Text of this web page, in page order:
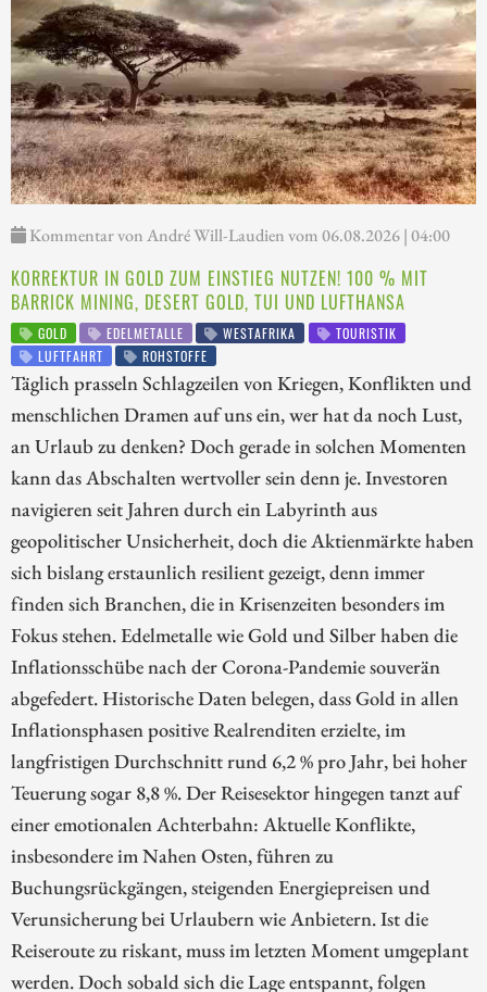
Kommentar von André Will-Laudien vom 06.08.2026 | 04:00
KORREKTUR IN GOLD ZUM EINSTIEG NUTZEN! 100 % MIT
BARRICK MINING, DESERT GOLD, TUI UND LUFTHANSA
GOLD EDELMETALLE WESTAFRIKA
TOURISTIK
LUFTFAHRT
ROHSTOFFE
Täglich prasseln Schlagzeilen von Kriegen, Konflikten und
menschlichen Dramen auf uns ein, wer hat da noch Lust,
an Urlaub zu denken? Doch gerade in solchen Momenten
kann das Abschalten wertvoller sein denn je. Investoren
navigieren seit Jahren durch ein Labyrinth aus
geopolitischer Unsicherheit, doch die Aktienmärkte haben
sich bislang erstaunlich resilient gezeigt, denn immer
finden sich Branchen, die in Krisenzeiten besonders im
Fokus stehen. Edelmetalle wie Gold und Silber haben die
Inflationsschübe nach der Corona-Pandemie souverän
abgefedert. Historische Daten belegen, dass Gold in allen
Inflationsphasen positive Realrenditen erzielte, im
langfristigen Durchschnitt rund 6,2 % pro Jahr, bei hoher
Teuerung sogar 8,8 %. Der Reisesektor hingegen tanzt auf
einer emotionalen Achterbahn: Aktuelle Konflikte,
insbesondere im Nahen Osten, führen zu
Buchungsrückgängen, steigenden Energiepreisen und
Verunsicherung bei Urlaubern wie Anbietern. Ist die
Reiseroute zu riskant, muss im letzten Moment umgeplant
werden. Doch sobald sich die Lage entspannt, folgen